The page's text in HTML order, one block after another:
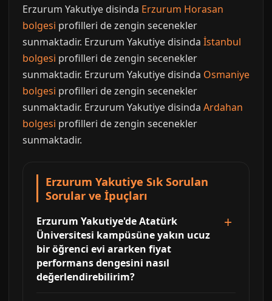
Erzurum Yakutiye disinda Erzurum Horasan
bolgesi profilleri de zengin secenekler
sunmaktadir. Erzurum Yakutiye disinda İstanbul
bolgesi profilleri de zengin secenekler
sunmaktadir. Erzurum Yakutiye disinda Osmaniye
bolgesi profilleri de zengin secenekler
sunmaktadir. Erzurum Yakutiye disinda Ardahan
bolgesi profilleri de zengin secenekler
sunmaktadir.
Erzurum Yakutiye Sık Sorulan
Sorular ve İpuçları
Erzurum Yakutiye'de Atatürk
Üniversitesi kampüsüne yakın ucuz
bir öğrenci evi ararken fiyat
performans dengesini nasıl
değerlendirebilirim?